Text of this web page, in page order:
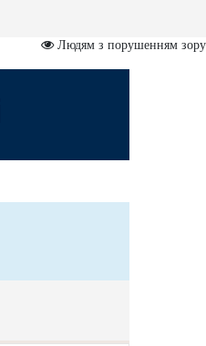
Людям з порушенням зору